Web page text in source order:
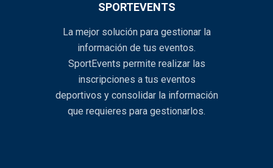
SPORTEVENTS
La mejor solución para gestionar la
información de tus eventos.
SportEvents permite realizar las
inscripciones a tus eventos
deportivos y consolidar la información
que requieres para gestionarlos.